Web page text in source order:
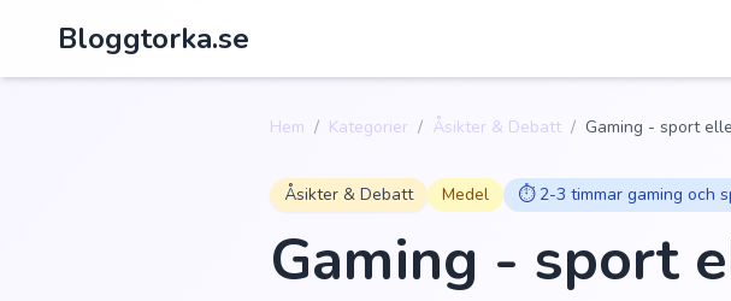
Bloggtorka.se
Hem / Kategorier / Åsikter & Debatt / Gaming - sport
Åsikter & Debatt Medel ⏱️ 2-3 timmar gaming och
Gaming - sport